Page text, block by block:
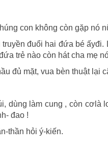
con không còn gặp nó
đuổi hai đứa bé
trẻ nào còn hát cha mẹ
đủ mặt, vua bèn thuật lại
dùng làm cung , còn cơlà
đao !
thần hỏi ý-kiến.